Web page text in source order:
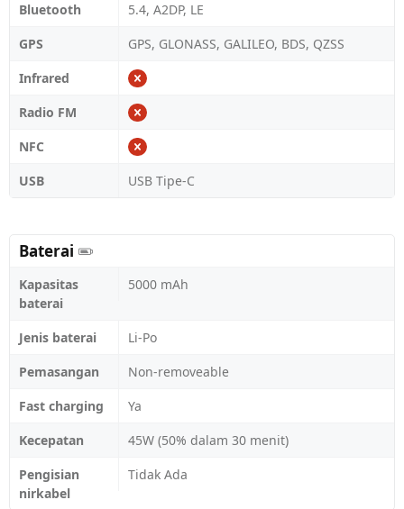
Bluetooth
5.4, A2DP, LE
GPS
GPS, GLONASS, GALILEO, BDS, QZSS
Infrared
Radio FM
NFC
USB
USB Tipe-C
Baterai
Kapasitas
baterai
5000 mAh
Jenis baterai
Li-Po
Pemasangan
Non-removeable
Fast charging
Ya
Kecepatan
45W (50% dalam 30 menit)
Pengisian
nirkabel
Tidak Ada